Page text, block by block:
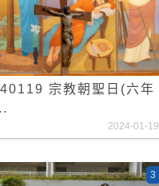
宗教朝聖日(六年
2024-01-19
3